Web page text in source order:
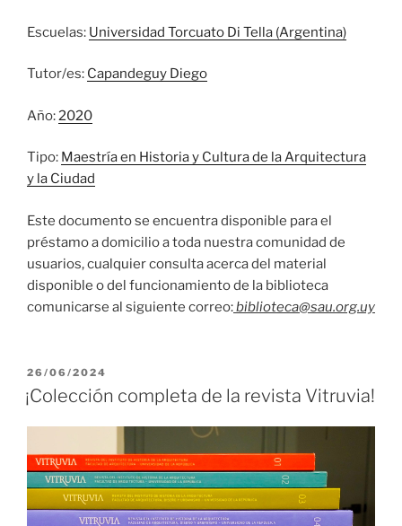
Escuelas: Universidad Torcuato Di Tella (Argentina)
Tutor/es: Capandeguy Diego
Año:2020
Tipo: Maestría en Historia y Cultura de la Arquitectura
y la Ciudad
Este documento se encuentra disponible para el
préstamo a domicilio a toda nuestra comunidad de
usuarios, cualquier consulta acerca del material
disponible o del funcionamiento de la biblioteca
comunicarse al siguiente correo:biblioteca@sau.org.uy
PUBLICADO
EL
26/06/2024
¡Colección completa de la revista Vitruvia!